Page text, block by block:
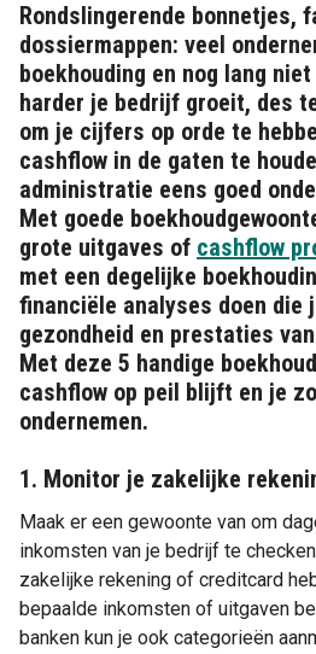
Rondslingerende bonnetjes,
dossiermappen: veel
boekhouding en nog lang
harder je bedrijf groeit, des
om je cijfers op orde te
cashflow in de gaten te
administratie eens goed
Met goede
grote uitgaves of cashflow
met een degelijke
financiële analyses doen die
gezondheid en prestaties
Met deze 5 handige
cashflow op peil blijft en je
ondernemen.
1. Monitor je zakelijke
Maak er een gewoonte van om
inkomsten van je bedrijf te
zakelijke rekening of creditcard
bepaalde inkomsten of uitgaven
banken kun je ook categorieën